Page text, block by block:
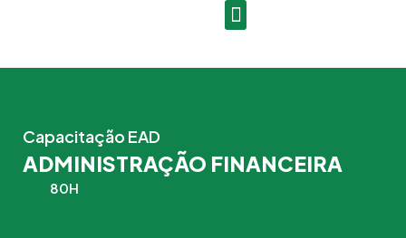
Capacitação EAD
ADMINISTRAÇÃO FINANCEIRA
80H